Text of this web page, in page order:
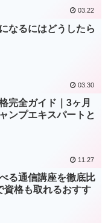
03.22
なるにはどうしたら
03.30
完全ガイド｜3ヶ月
ンプエキスパートと
11.27
る通信講座を徹底比
資格も取れるおすす